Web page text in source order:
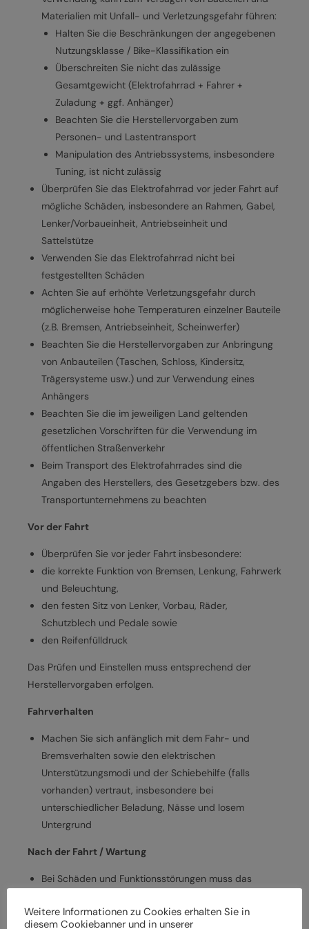
Materialien mit Unfall- und Verletzungsgefahr führen:
Halten Sie die Beschränkungen der angegebenen
Nutzungsklasse / Bike-Klassifikation ein
Überschreiten Sie nicht das zulässige
Gesamtgewicht (Elektrofahrrad + Fahrer +
Zuladung + ggf. Anhänger)
Beachten Sie die Herstellervorgaben zum
Personen- und Lastentransport
Manipulation des Antriebssystems, insbesondere
Tuning, ist nicht zulässig
Überprüfen Sie das Elektrofahrrad vor jeder Fahrt auf
mögliche Schäden, insbesondere an Rahmen, Gabel,
Lenker/Vorbaueinheit, Antriebseinheit und
Sattelstütze
Verwenden Sie das Elektrofahrrad nicht bei
festgestellten Schäden
Achten Sie auf erhöhte Verletzungsgefahr durch
möglicherweise hohe Temperaturen einzelner Bauteile
(z.B. Bremsen, Antriebseinheit, Scheinwerfer)
Beachten Sie die Herstellervorgaben zur Anbringung
von Anbauteilen (Taschen, Schloss, Kindersitz,
Trägersysteme usw.) und zur Verwendung eines
Anhängers
Beachten Sie die im jeweiligen Land geltenden
gesetzlichen Vorschriften für die Verwendung im
öffentlichen Straßenverkehr
Beim Transport des Elektrofahrrades sind die
Angaben des Herstellers, des Gesetzgebers bzw. des
Transportunternehmens zu beachten
Vor der Fahrt
Überprüfen Sie vor jeder Fahrt insbesondere:
die korrekte Funktion von Bremsen, Lenkung, Fahrwerk
und Beleuchtung,
den festen Sitz von Lenker, Vorbau, Räder,
Schutzblech und Pedale sowie
den Reifenfülldruck
Das Prüfen und Einstellen muss entsprechend der
Herstellervorgaben erfolgen.
Fahrverhalten
Machen Sie sich anfänglich mit dem Fahr- und
Bremsverhalten sowie den elektrischen
Unterstützungsmodi und der Schiebehilfe (falls
vorhanden) vertraut, insbesondere bei
unterschiedlicher Beladung, Nässe und losem
Untergrund
Nach der Fahrt / Wartung
Bei Schäden und Funktionsstörungen muss das
einen Fachbetrieb überprüft werden
Weitere Informationen zu Cookies erhalten Sie in
diesem Cookiebanner und in unserer